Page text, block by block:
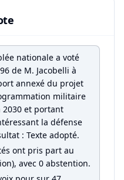
nationale a voté
de M. Jacobelli à
annexé du projet
militaire
2030 et portant
la défense
: Texte adopté.
ont pris part au
avec 0 abstention.